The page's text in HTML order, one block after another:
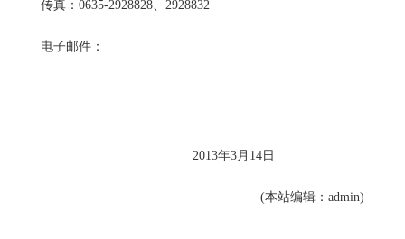
传真：0635-2928828、2928832
电子邮件：
2013年3月14日
(本站编辑：admin)